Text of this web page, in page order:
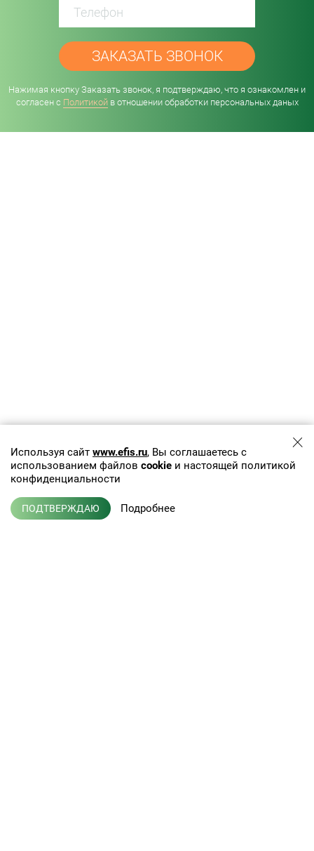
Нажимая кнопку Заказать звонок, я подтверждаю, что я ознакомлен и
согласен с Политикойв отношении обработки персональных даных
Используя сайт www.efis.ru, Вы соглашаетесь с
использованием файлов cookie и настоящей политикой
конфиденциальности
ПОДТВЕРЖДАЮ Подробнее